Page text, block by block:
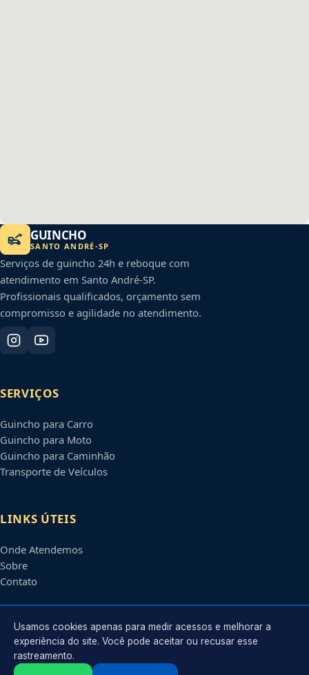
GUINCHO
SANTO ANDRÉ-SP
Serviços de guincho 24h e reboque com
atendimento em Santo André-SP.
Profissionais qualificados, orçamento sem
compromisso e agilidade no atendimento.
SERVIÇOS
Guincho para Carro
Guincho para Moto
Guincho para Caminhão
Transporte de Veículos
LINKS ÚTEIS
Onde Atendemos
Sobre
Contato
CONTATO
Atendimento em
Usamos cookies apenas para medir acessos e melhorar a
experiência do site. Você pode aceitar ou recusar esse
rastreamento.